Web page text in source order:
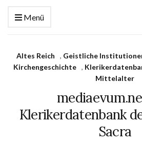
Menü
Altes Reich , Geistliche
Kirchengeschichte ,
Mittelalter
Klerikerdatenbank
Sacra